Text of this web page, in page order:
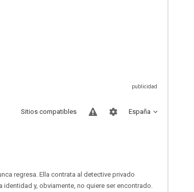
España
Sitios compatibles
regresa. Ella contrata al detective privado
y, obviamente, no quiere ser encontrado.